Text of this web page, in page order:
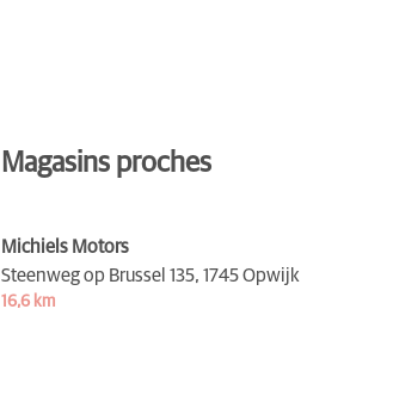
Magasins proches
Michiels Motors
Steenweg op Brussel 135, 1745 Opwijk
16,6 km